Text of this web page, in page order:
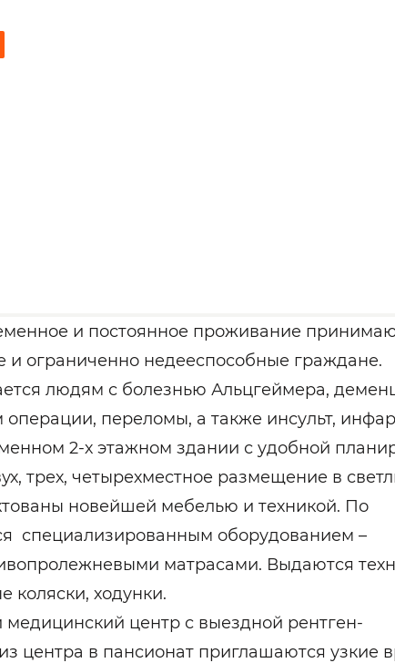
и постоянное проживание
ограниченно недееспособные граждане.
людям с болезнью Альцгеймера,
переломы, а также инсульт,
2-х этажном здании с удобной
трех, четырехместное размещение в
новейшей мебелью и техникой. По
специализированным оборудованием –
матрасами. Выдаются
коляски, ходунки.
центр с выездной рентген-
центра в пансионат приглашаются узкие